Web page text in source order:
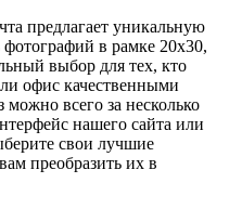
предлагает уникальную
фотографий в рамке 20х30,
выбор для тех, кто
офис качественными
можно всего за несколько
нашего сайта или
свои лучшие
преобразить их в